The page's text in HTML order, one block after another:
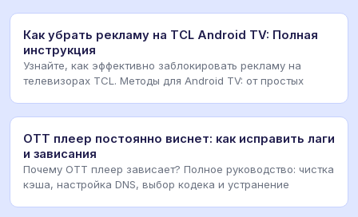
Как убрать рекламу на TCL Android TV: Полная
инструкция
Узнайте, как эффективно заблокировать рекламу на
телевизорах TCL. Методы для Android TV: от простых
OTT плеер постоянно виснет: как исправить лаги
и зависания
Почему OTT плеер зависает? Полное руководство: чистка
кэша, настройка DNS, выбор кодека и устранение